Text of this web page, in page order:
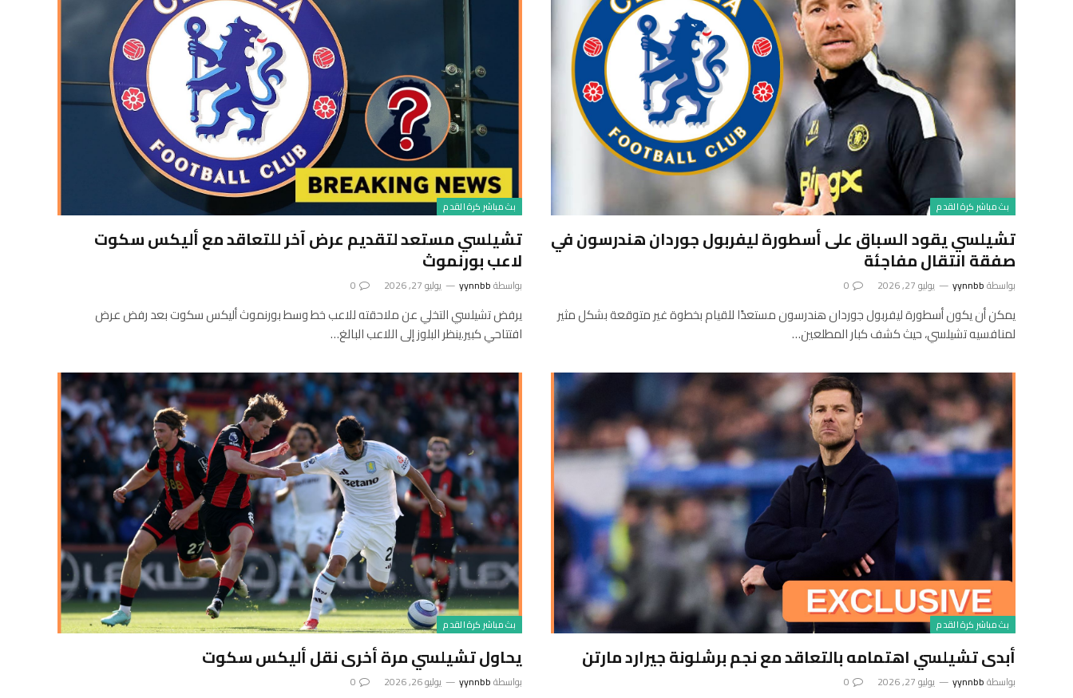
بث مباشر كرة القدم
تشيلسي يقود السباق على أسطورة ليفربول جوردان هندرسون في
صفقة انتقال مفاجئة
بواسطةyynnbb يوليو 27, 2026 0
يمكن أن يكون أسطورة ليفربول جوردان هندرسون مستعدًا للقيام بخطوة غير متوقعة بشكل مثير
لمنافسيه تشيلسي، حيث كشف كبار المطلعين…
بث مباشر كرة القدم
تشيلسي مستعد لتقديم عرض آخر للتعاقد مع أليكس سكوت
لاعب بورنموث
بواسطةyynnbb يوليو 27, 2026 0
يرفض تشيلسي التخلي عن ملاحقته للاعب خط وسط بورنموث أليكس سكوت بعد رفض عرض
افتتاحي كبير.ينظر البلوز إلى اللاعب البالغ…
بث مباشر كرة القدم
أبدى تشيلسي اهتمامه بالتعاقد مع نجم برشلونة جيرارد مارتن
بواسطةyynnbb يوليو 27, 2026 0
بث مباشر كرة القدم
يحاول تشيلسي مرة أخرى نقل أليكس سكوت
بواسطةyynnbb يوليو 26, 2026 0